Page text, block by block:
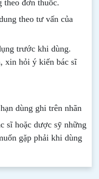
theo đơn thuốc.
theo tư vấn của
trước khi dùng.
xin hỏi ý kiến bác sĩ
dùng ghi trên nhãn
sĩ hoặc dược sỹ những
gặp phải khi dùng